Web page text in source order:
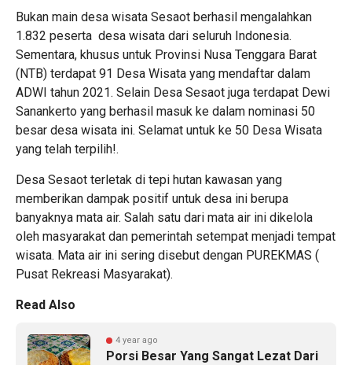
Bukan main desa wisata Sesaot berhasil mengalahkan
1.832 peserta desa wisata dari seluruh Indonesia.
Sementara, khusus untuk Provinsi Nusa Tenggara Barat
(NTB) terdapat 91 Desa Wisata yang mendaftar dalam
ADWI tahun 2021. Selain Desa Sesaot juga terdapat Dewi
Sanankerto yang berhasil masuk ke dalam nominasi 50
besar desa wisata ini. Selamat untuk ke 50 Desa Wisata
yang telah terpilih!.
Desa Sesaot terletak di tepi hutan kawasan yang
memberikan dampak positif untuk desa ini berupa
banyaknya mata air. Salah satu dari mata air ini dikelola
oleh masyarakat dan pemerintah setempat menjadi tempat
wisata. Mata air ini sering disebut dengan PUREKMAS (
Pusat Rekreasi Masyarakat).
Read Also
4 year ago
Porsi Besar Yang Sangat Lezat Dari